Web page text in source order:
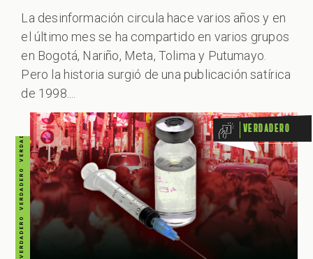
La desinformación circula hace varios años y en
el último mes se ha compartido en varios grupos
en Bogotá, Nariño, Meta, Tolima y Putumayo.
Pero la historia surgió de una publicación satírica
de 1998....
VERDADERO VERDADERO VERDADERO VERDADERO VERDADERO VERDADERO VERDADERO Verdadero